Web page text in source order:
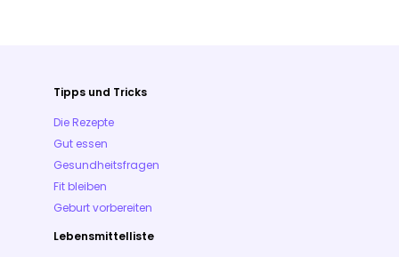
Tipps und Tricks
Die Rezepte
Gut essen
Gesundheitsfragen
Fit bleiben
Geburt vorbereiten
Lebensmittelliste